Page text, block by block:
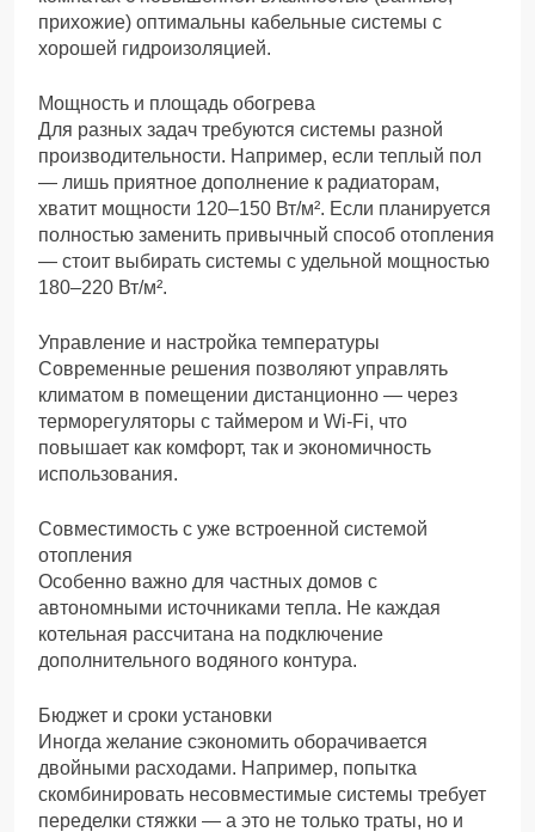
прихожие) оптимальны кабельные системы с
хорошей гидроизоляцией.
Мощность и площадь обогрева
Для разных задач требуются системы разной
производительности. Например, если теплый пол
— лишь приятное дополнение к радиаторам,
хватит мощности 120–150 Вт/м². Если планируется
полностью заменить привычный способ отопления
— стоит выбирать системы с удельной мощностью
180–220 Вт/м².
Управление и настройка температуры
Современные решения позволяют управлять
климатом в помещении дистанционно — через
терморегуляторы с таймером и Wi-Fi, что
повышает как комфорт, так и экономичность
использования.
Совместимость с уже встроенной системой
отопления
Особенно важно для частных домов с
автономными источниками тепла. Не каждая
котельная рассчитана на подключение
дополнительного водяного контура.
Бюджет и сроки установки
Иногда желание сэкономить оборачивается
двойными расходами. Например, попытка
скомбинировать несовместимые системы требует
переделки стяжки — а это не только траты, но и